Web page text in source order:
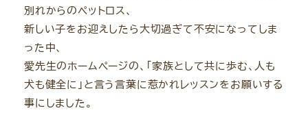
別れからのペットロス、
新しい子をお迎えしたら大切過ぎて不安になってしま
った中、
愛先生のホームページの、「家族として共に歩む、人も
犬も健全に」と言う言葉に惹かれレッスンをお願いする
事にしました。